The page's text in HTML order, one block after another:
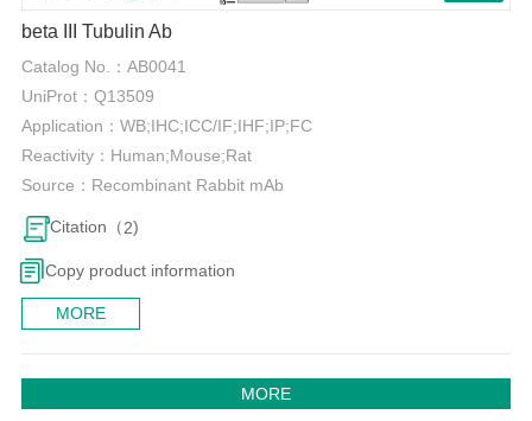
beta III Tubulin Ab
Catalog No.： AB0041
UniProt： Q13509
Application： WB;IHC;ICC/IF;IHF;IP;FC
Reactivity： Human;Mouse;Rat
Source： Recombinant Rabbit mAb
Citation（2)
Copy product information
MORE